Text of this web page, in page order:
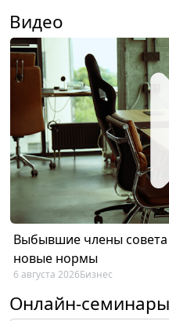
Видео
Выбывшие члены
новые нормы
6 августа 2026Бизнес
Онлайн-семинары